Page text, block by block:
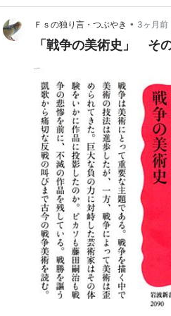
Ｆｓの独り言・つぶやき • 3ヶ月前
「戦争の美術史」 そ